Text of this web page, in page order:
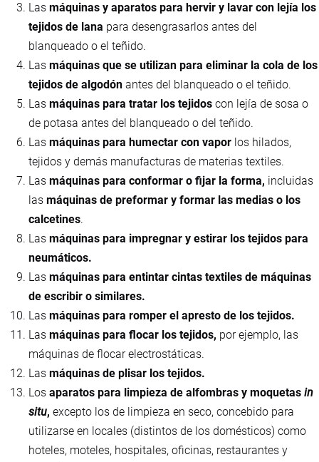
Las máquinas y aparatos para hervir y lavar con lejía los
tejidos de lana para desengrasarlos antes del
blanqueado o el teñido.
Las máquinas que se utilizan para eliminar la cola de los
tejidos de algodón antes del blanqueado o el teñido.
Las máquinas para tratar los tejidos con lejía de sosa o
de potasa antes del blanqueado o del teñido.
Las máquinas para humectar con vapor los hilados,
tejidos y demás manufacturas de materias textiles.
Las máquinas para conformar o fijar la forma, incluidas
las máquinas de preformar y formar las medias o los
calcetines.
Las máquinas para impregnar y estirar los tejidos para
neumáticos.
Las máquinas para entintar cintas textiles de máquinas
de escribir o similares.
Las máquinas para romper el apresto de los tejidos.
Las máquinas para flocar los tejidos, por ejemplo, las
máquinas de flocar electrostáticas.
Las máquinas de plisar los tejidos.
Los aparatos para limpieza de alfombras y moquetas in
situ, excepto los de limpieza en seco, concebido para
utilizarse en locales (distintos de los domésticos) como
hoteles, moteles, hospitales, oficinas, restaurantes y